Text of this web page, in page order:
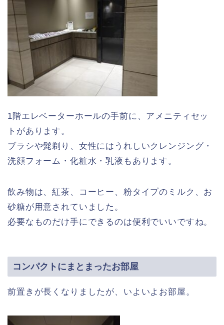
1階エレベーターホールの手前に、アメニティセッ
トがあります。
ブラシや髭剃り、女性にはうれしいクレンジング・
洗顔フォーム・化粧水・乳液もあります。
飲み物は、紅茶、コーヒー、粉タイプのミルク、お
砂糖が用意されていました。
必要なものだけ手にできるのは便利でいいですね。
コンパクトにまとまったお部屋
前置きが長くなりましたが、いよいよお部屋。